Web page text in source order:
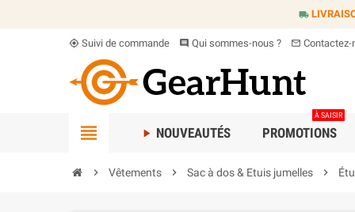
local_shipping
my_location Suivi de commande comment Qui sommes-nous ? mail_outline Contactez-
view_headline play_arrow NOUVEAUTÉS PROMOTIONS
À SAISIR
chevron_right Vêtements chevron_right Sac à dos & Etuis jumelles chevron_right